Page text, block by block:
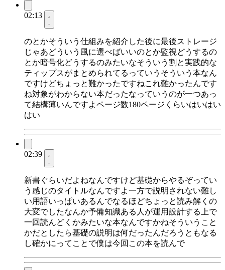
02:13
のとかそういう仕組みを紹介した後に最後ストレージ
じゃあどういう風に選べばいいのとか監視どうするの
とか暗号化どうするのみたいなそういう割と実践的な
ティップスがまとめられてるっていうそういう本なん
ですけどちょっと難かったですねこれ難かったんです
ね対象がわからない本だったなっていうのが一つあっ
て結構薄いんですよページ数180ページくらいはいはい
はい
02:39
新書ぐらいだよねなんですけど基礎からやるぞってい
う感じのタイトルなんですよ一方で説明されない難し
い用語いっぱいあるんでなるほどちょっと読み解くの
大変でしたなんか予備知識ある人が運用設計する上で
一回読んどくかみたいな本なんですかねそういうこと
かだとしたら基礎の説明は何だったんだろうともなる
し確かにってことで僕は今回この本を読んで